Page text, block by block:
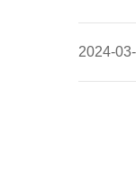
2024-